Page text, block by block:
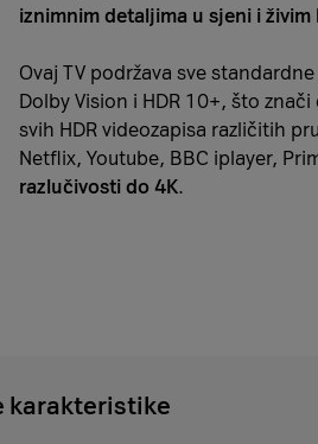
iznimnim detaljima u sjeni i živim
Ovaj TV podržava sve
Dolby Vision i HDR 10+, što
svih HDR videozapisa različitih
Netflix, Youtube, BBC iplayer,
razlučivosti do 4K.
karakteristike